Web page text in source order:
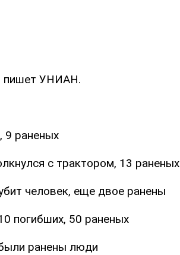
пишет УНИАН.
9 раненых
с трактором, 13 раненых
человек, еще двое ранены
погибших, 50 раненых
ранены люди